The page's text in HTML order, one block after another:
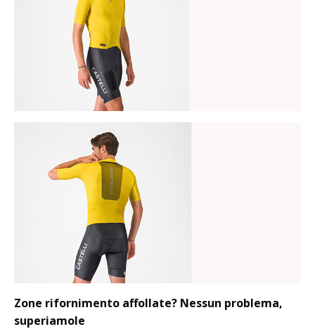
Zone rifornimento affollate? Nessun problema,
superiamole